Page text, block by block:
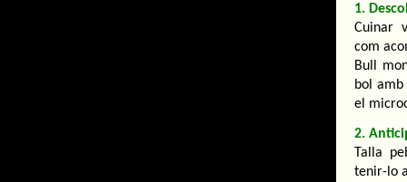
1.
Cuinar
com
Bull
bol amb
el
2.
Talla
tenir-lo